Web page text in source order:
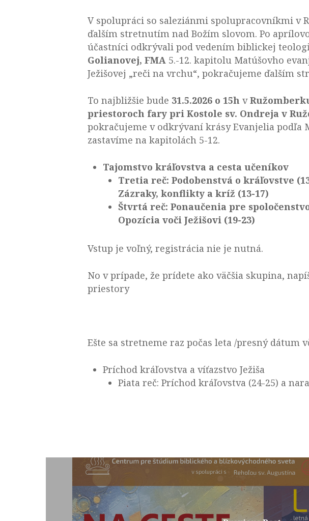
V spolupráci so saleziánmi spolupracovníkmi v
ďalším stretnutím nad Božím slovom. Po
účastníci odkrývali pod vedením biblickej
Golianovej, FMA 5.-12. kapitolu Matúšovho
Ježišovej „reči na vrchu“, pokračujeme ďalším
To najbližšie bude 31.5.2026 o 15h v
priestoroch fary pri Kostole sv. Ondreja v
pokračujeme v odkrývaní krásy Evanjelia podľa
zastavíme na kapitolách 5-12.
Tajomstvo kráľovstva a cesta učeníkov
Tretia reč: Podobenstvá o kráľovstve
Zázraky, konflikty a kríž (13-17)
Štvrtá reč: Ponaučenia pre
Opozícia voči Ježišovi (19-23)
Vstup je voľný, registrácia nie je nutná.
No v prípade, že prídete ako väčšia skupina,
priestory
Ešte sa stretneme raz počas leta /presný dátum
Príchod kráľovstva a víťazstvo Ježiša
Piata reč: Príchod kráľovstva (24-25) a